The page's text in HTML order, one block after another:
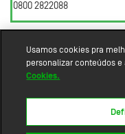
0800 2822088
Usamos cookies pra
personalizar conteúdos
Cookies.